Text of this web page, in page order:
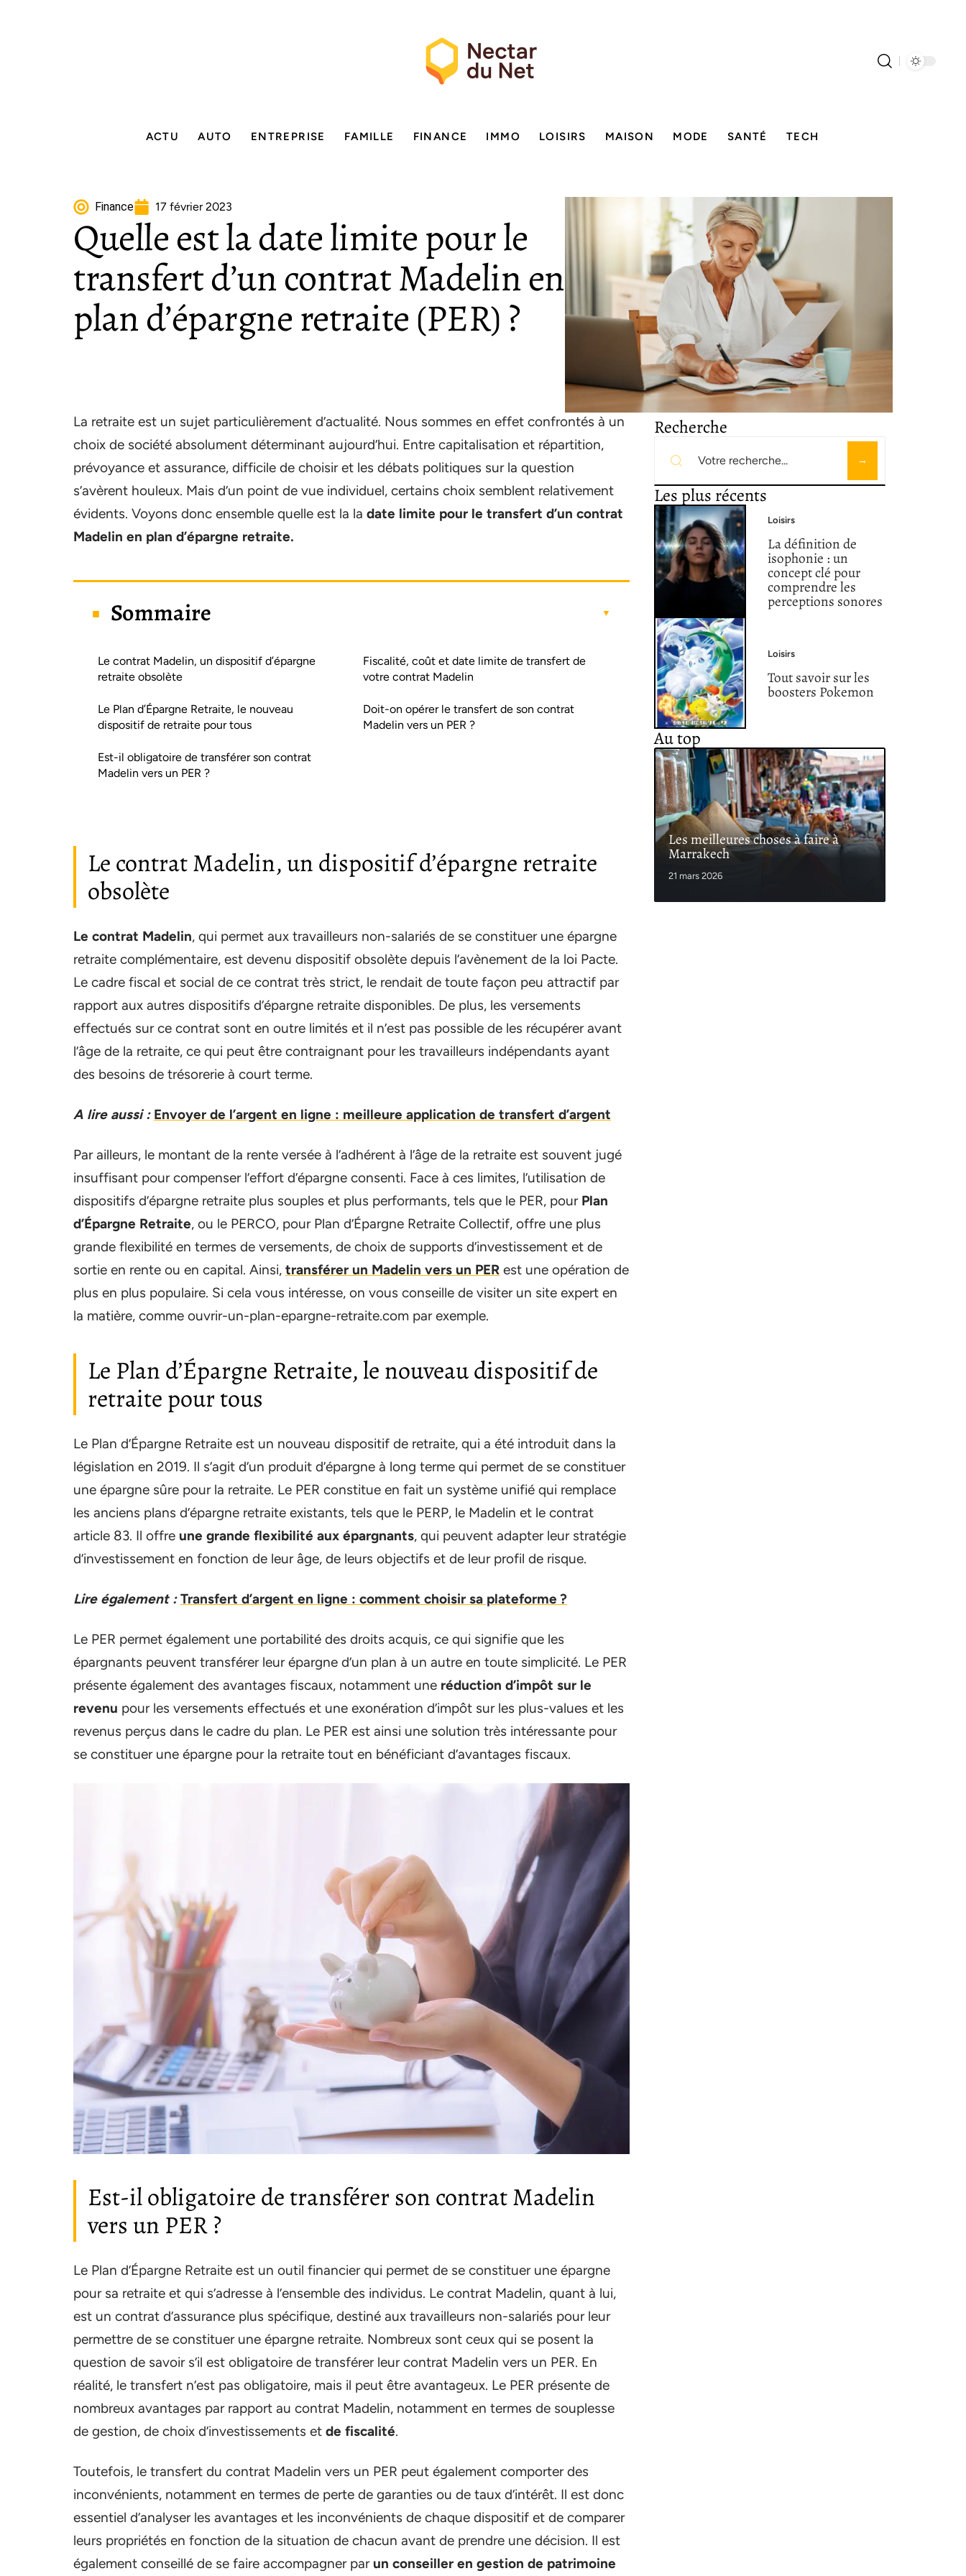
ACTU AUTO ENTREPRISE FAMILLE FINANCE IMMO LOISIRS MAISON MODE SANTÉ TECH
Finance 17 février 2023
Quelle est la date limite pour le
transfert d’un contrat Madelin en
plan d’épargne retraite (PER) ?
La retraite est un sujet particulièrement d’actualité. Nous sommes en effet confrontés à un
choix de société absolument déterminant aujourd’hui. Entre capitalisation et répartition,
prévoyance et assurance, difficile de choisir et les débats politiques sur la question
s’avèrent houleux. Mais d’un point de vue individuel, certains choix semblent relativement
évidents. Voyons donc ensemble quelle est la la date limite pour le transfert d’un contrat
Madelin en plan d’épargne retraite.
Sommaire
Le contrat Madelin, un dispositif d’épargne
retraite obsolète
Le Plan d’Épargne Retraite, le nouveau
dispositif de retraite pour tous
Est-il obligatoire de transférer son contrat
Madelin vers un PER ?
Fiscalité, coût et date limite de transfert de
votre contrat Madelin
Doit-on opérer le transfert de son contrat
Madelin vers un PER ?
Le contrat Madelin, un dispositif d’épargne retraite
obsolète
Le contrat Madelin, qui permet aux travailleurs non-salariés de se constituer une épargne
retraite complémentaire, est devenu dispositif obsolète depuis l’avènement de la loi Pacte.
Le cadre fiscal et social de ce contrat très strict, le rendait de toute façon peu attractif par
rapport aux autres dispositifs d’épargne retraite disponibles. De plus, les versements
effectués sur ce contrat sont en outre limités et il n’est pas possible de les récupérer avant
l’âge de la retraite, ce qui peut être contraignant pour les travailleurs indépendants ayant
des besoins de trésorerie à court terme.
A lire aussi : Envoyer de l’argent en ligne : meilleure application de transfert d’argent
Par ailleurs, le montant de la rente versée à l’adhérent à l’âge de la retraite est souvent jugé
insuffisant pour compenser l’effort d’épargne consenti. Face à ces limites, l’utilisation de
dispositifs d’épargne retraite plus souples et plus performants, tels que le PER, pourPlan
d’Épargne Retraite, ou le PERCO, pour Plan d’Épargne Retraite Collectif, offre une plus
grande flexibilité en termes de versements, de choix de supports d’investissement et de
sortie en rente ou en capital. Ainsi, transférer un Madelin vers un PER est une opération de
plus en plus populaire. Si cela vous intéresse, on vous conseille de visiter un site expert en
la matière, comme ouvrir-un-plan-epargne-retraite.com par exemple.
Le Plan d’Épargne Retraite, le nouveau dispositif de
retraite pour tous
Le Plan d’Épargne Retraite est un nouveau dispositif de retraite, qui a été introduit dans la
législation en 2019. Il s’agit d’un produit d’épargne à long terme qui permet de se constituer
une épargne sûre pour la retraite. Le PER constitue en fait un système unifié qui remplace
les anciens plans d’épargne retraite existants, tels que le PERP, le Madelin et le contrat
article 83. Il offre une grande flexibilité aux épargnants, qui peuvent adapter leur stratégie
d’investissement en fonction de leur âge, de leurs objectifs et de leur profil de risque.
Lire également : Transfert d’argent en ligne : comment choisir sa plateforme ?
Le PER permet également une portabilité des droits acquis, ce qui signifie que les
épargnants peuvent transférer leur épargne d’un plan à un autre en toute simplicité. Le PER
présente également des avantages fiscaux, notamment une réduction d’impôt sur le
revenu pour les versements effectués et une exonération d’impôt sur les plus-values et les
revenus perçus dans le cadre du plan. Le PER est ainsi une solution très intéressante pour
se constituer une épargne pour la retraite tout en bénéficiant d’avantages fiscaux.
Est-il obligatoire de transférer son contrat Madelin
vers un PER ?
Le Plan d’Épargne Retraite est un outil financier qui permet de se constituer une épargne
pour sa retraite et qui s’adresse à l’ensemble des individus. Le contrat Madelin, quant à lui,
est un contrat d’assurance plus spécifique, destiné aux travailleurs non-salariés pour leur
permettre de se constituer une épargne retraite. Nombreux sont ceux qui se posent la
question de savoir s’il est obligatoire de transférer leur contrat Madelin vers un PER. En
réalité, le transfert n’est pas obligatoire, mais il peut être avantageux. Le PER présente de
nombreux avantages par rapport au contrat Madelin, notamment en termes de souplesse
de gestion, de choix d’investissements et de fiscalité.
Toutefois, le transfert du contrat Madelin vers un PER peut également comporter des
inconvénients, notamment en termes de perte de garanties ou de taux d’intérêt. Il est donc
essentiel d’analyser les avantages et les inconvénients de chaque dispositif et de comparer
leurs propriétés en fonction de la situation de chacun avant de prendre une décision. Il est
également conseillé de se faire accompagner par un conseiller en gestion de patrimoine
Recherche
Les plus récents
Loisirs
La définition de
isophonie : un
concept clé pour
comprendre les
perceptions sonores
Loisirs
Tout savoir sur les
boosters Pokemon
Au top
Les meilleures choses à faire à
Marrakech
21 mars 2026